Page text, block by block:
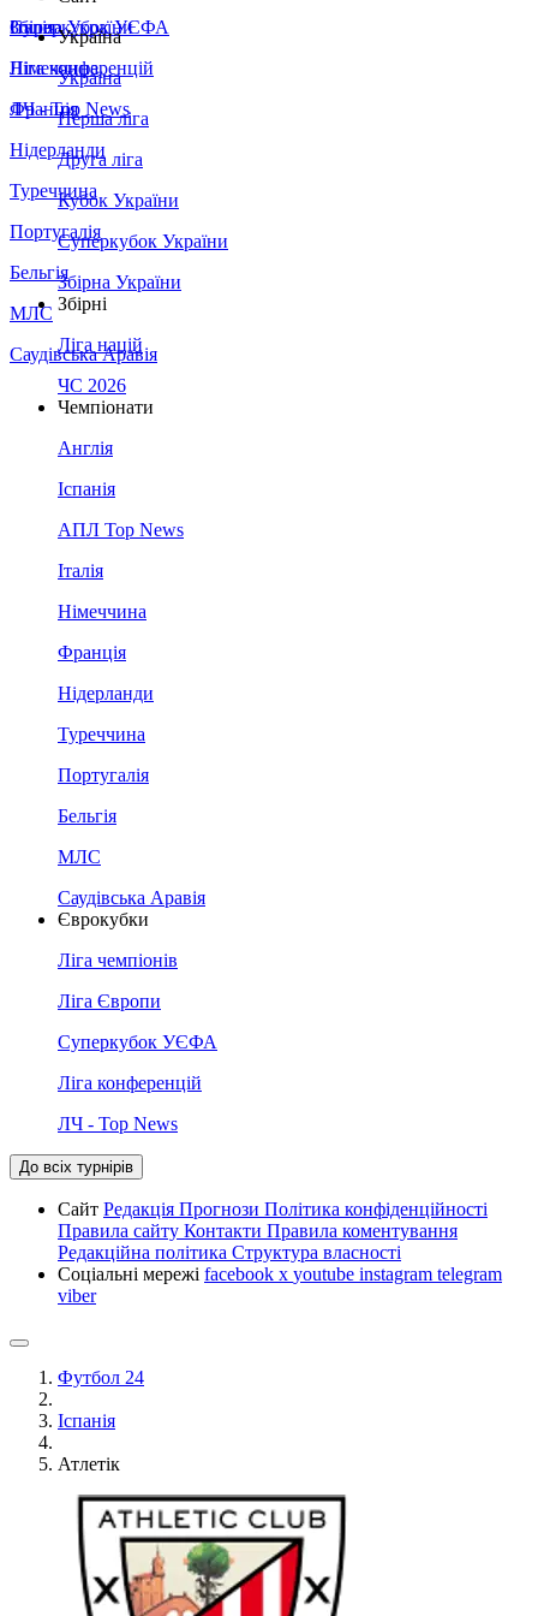
Збірна України
Італія
Німеччина
Франція
Нідерланди
Туреччина
Португалія
Бельгія
МЛС
Саудівська Аравія
Суперкубок УЄФА
Ліга конференцій
ЛЧ - Top News
Україна
Україна
Перша ліга
Друга ліга
Кубок України
Суперкубок України
Збірна України
Збірні
Ліга націй
ЧС 2026
Чемпіонати
Англія
Іспанія
АПЛ Top News
Італія
Німеччина
Франція
Нідерланди
Туреччина
Португалія
Бельгія
МЛС
Саудівська Аравія
Єврокубки
Ліга чемпіонів
Ліга Європи
Суперкубок УЄФА
Ліга конференцій
ЛЧ - Top News
До всіх турнірів
Сайт Редакція Прогнози Політика конфіденційності
Правила сайту Контакти Правила коментування
Редакційна політика Структура власності
Соціальні мережі facebook x youtube instagram telegram
viber
Футбол 24
Іспанія
Атлетік